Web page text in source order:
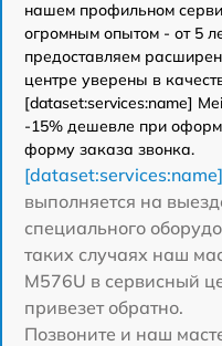
нашем профильном
огромным опытом - от 5
предоставляем
центре уверены в
[dataset:services:name]
-15% дешевле при
форму заказа звонка.
выполняется на
специального
таких случаях наш
M576U в сервисный
привезет обратно.
Позвоните и наш